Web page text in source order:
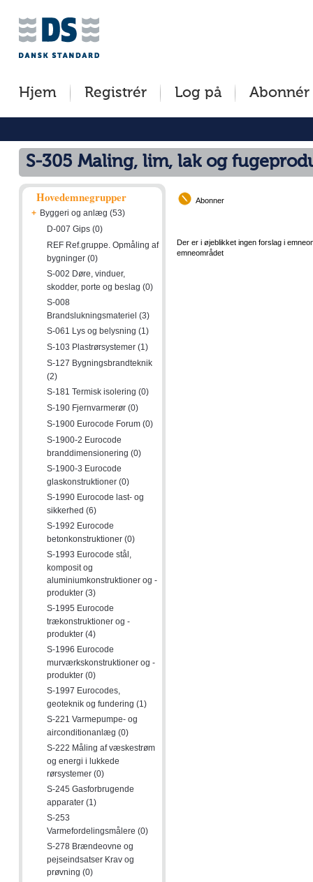
Jump
[s]
Tilgængelighed
Betingelser
Hjem Registrér Log på Abonnér
S-305 Maling, lim, lak og
Hovedemnegrupper
+ Byggeri og anlæg (53)
D-007 Gips (0)
REF Ref.gruppe. Opmåling af
bygninger (0)
S-002 Døre, vinduer,
skodder, porte og beslag (0)
S-008
Brandslukningsmateriel (3)
S-061 Lys og belysning (1)
S-103 Plastrørsystemer (1)
S-127 Bygningsbrandteknik
(2)
S-181 Termisk isolering (0)
S-190 Fjernvarmerør (0)
S-1900 Eurocode Forum (0)
S-1900-2 Eurocode
branddimensionering (0)
S-1900-3 Eurocode
glaskonstruktioner (0)
S-1990 Eurocode last- og
sikkerhed (6)
S-1992 Eurocode
betonkonstruktioner (0)
S-1993 Eurocode stål,
komposit og
aluminiumkonstruktioner og -
produkter (3)
S-1995 Eurocode
trækonstruktioner og -
produkter (4)
S-1996 Eurocode
murværkskonstruktioner og -
produkter (0)
S-1997 Eurocodes,
geoteknik og fundering (1)
S-221 Varmepumpe- og
airconditionanlæg (0)
S-222 Måling af væskestrøm
og energi i lukkede
rørsystemer (0)
S-245 Gasforbrugende
apparater (1)
S-253
Varmefordelingsmålere (0)
S-278 Brændeovne og
pejseindsatser Krav og
prøvning (0)
Abonner
Der er i øjeblikket ingen forslag i
emneområdet